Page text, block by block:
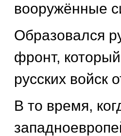
вооружённые
Образовался
фронт,
русских войск
В то время,